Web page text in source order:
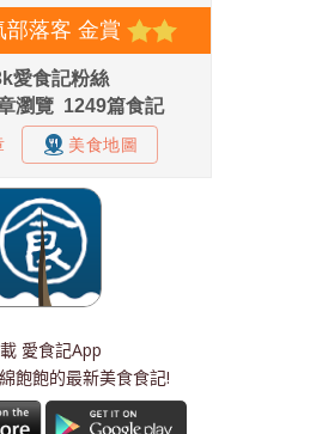
愛食記App
飽飽的最新美食食記!